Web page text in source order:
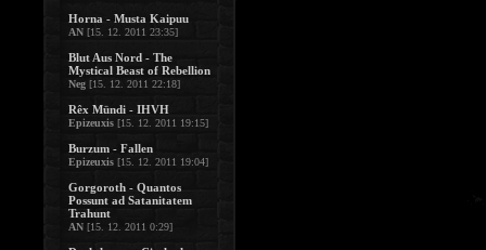
Horna - Musta Kaipuu
AN [15. 12. 2011 23:35]
Blut Aus Nord - The
Mystical Beast of Rebellion
Neg [15. 12. 2011 22:18]
Rêx Mündi - IHVH
Epizeuxis [15. 12. 2011 19:15]
Burzum - Fallen
Epizeuxis [15. 12. 2011 19:04]
Gorgoroth - Quantos
Possunt ad Satanitatem
Trahunt
AN [15. 12. 2011 0:29]